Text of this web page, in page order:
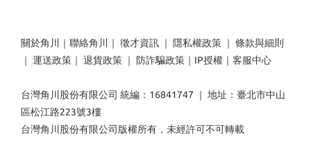
關於角川 ｜ 聯絡角川 ｜ 徵才資訊 ｜ 隱私權政策 ｜ 條款與細則
｜ 運送政策 ｜ 退貨政策 ｜ 防詐騙政策 ｜ IP授權 ｜ 客服中心
台灣角川股份有限公司 統編：16841747 ｜ 地址：臺北市中山
區松江路223號3樓
台灣角川股份有限公司版權所有，未經許可不可轉載